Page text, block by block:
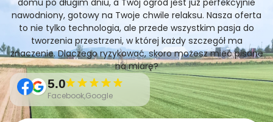
domu po długim dniu, a Twój ogród jest już perfekcyjnie
nawodniony, gotowy na Twoje chwile relaksu. Nasza oferta
to nie tylko technologia, ale przede wszystkim pasja do
tworzenia przestrzeni, w której każdy szczegół ma
znaczenie. Dlaczego ryzykować, skoro możesz mieć pisane
na miarę?
5.0
Facebook,Google